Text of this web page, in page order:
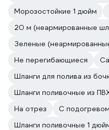
Морозостойкие 1 дюйм
20 м (неармированные
Зеленые
Не перегибающиеся
Шланги для полива из
Шланги поливочные из
На отрез
С подогревом
Шланги поливочные 1